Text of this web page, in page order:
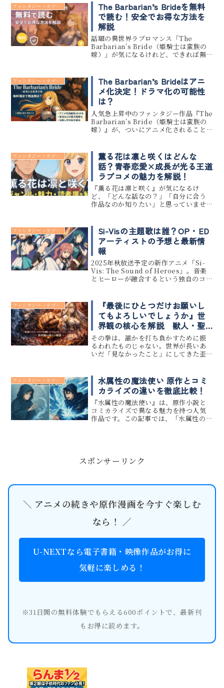
ファンタジー・ラブコメ
The Barbarian’s Brideを無料
で読む！安全でお得な方法を
解説
話題の異世界ラブロマンス「The
Barbarian’s Bride（姫騎士は蛮族の
嫁）」が気になるけれど、できれば無
Bride」を無料で読める方法や、安全...
ファンタジー・ラブコメ
The Barbarian’s Brideはアニ
メ化決定！ドラマ化の可能性
は？
人気急上昇中のファンタジー作品『The
Barbarian’s Bride（姫騎士は蛮族の
嫁）』が、ついにアニメ化されること
作ですが、ドラマ化やその他のメディ
ア展開...
ファンタジー・ラブコメ
薫る花は凛と咲くはどんな
話？青春恋愛×成長が光る王道
ラブコメの魅力を解説！
『薫る花は凛と咲く』が気になるけ
ど、「どんな話なの？」「自分に合う
作品なのか知りたい」と思っていませ
ギャップ萌え満載の学園ラブコメです。
この記事では、ストーリーの概要か...
ファンタジー・ラブコメ
Si-Visの主題歌は誰？OP・ED
アーティストの予想と最新情
報
2025年秋放送予定の新作アニメ「Si-
Vis: The Sound of Heroes」。音楽
とヒーローが融合するという独自のコ
います。この記事では、「Si-Vis」...
ファンタジー・ラブコメ
『最後にひとつだけお願いし
てもよろしいでしょうか』世
界観の核心を解説 獣人・聖
女・転生設定まとめ
その拳は、誰かを打ち負かすために振
るわれたものじゃない。世界が長いあ
いだ「見なかったこと」にしてきた歪
た。『――――』は、表層だけをなぞれば、
いわゆる“ざまぁ系ファンタジー”...
ファンタジー・ラブコメ
水属性の魔法使い 原作とコミ
カライズの違いを徹底比較！
『水属性の魔法使い』は、原作小説と
コミカライズで異なる魅力を持つ人気
作品です。この記事では、「水属性の魔
スポンサーリンク
＼ アニメの続きや原作漫画を今すぐ楽しむ
なら！ ／
U-NEXTなら電子書籍・映像作品がお得に
気軽に楽しめる！
※31日間の無料体験でもらえる600ポイントで、最新刊
もお得に読めます。